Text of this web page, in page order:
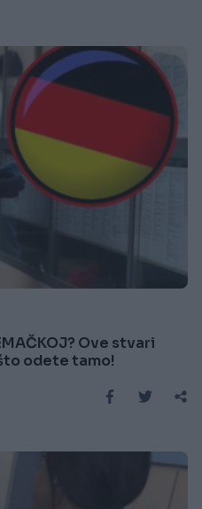
Ove stvari
odete tamo!